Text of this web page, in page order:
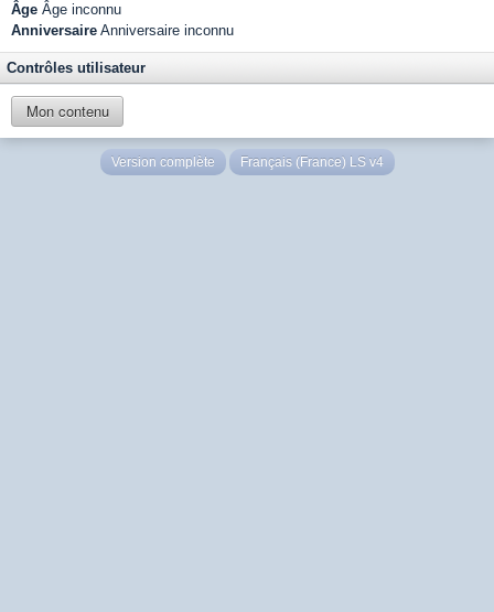
Âge Âge inconnu
Anniversaire Anniversaire inconnu
Contrôles utilisateur
Mon contenu
Version complète Français (France) LS v4